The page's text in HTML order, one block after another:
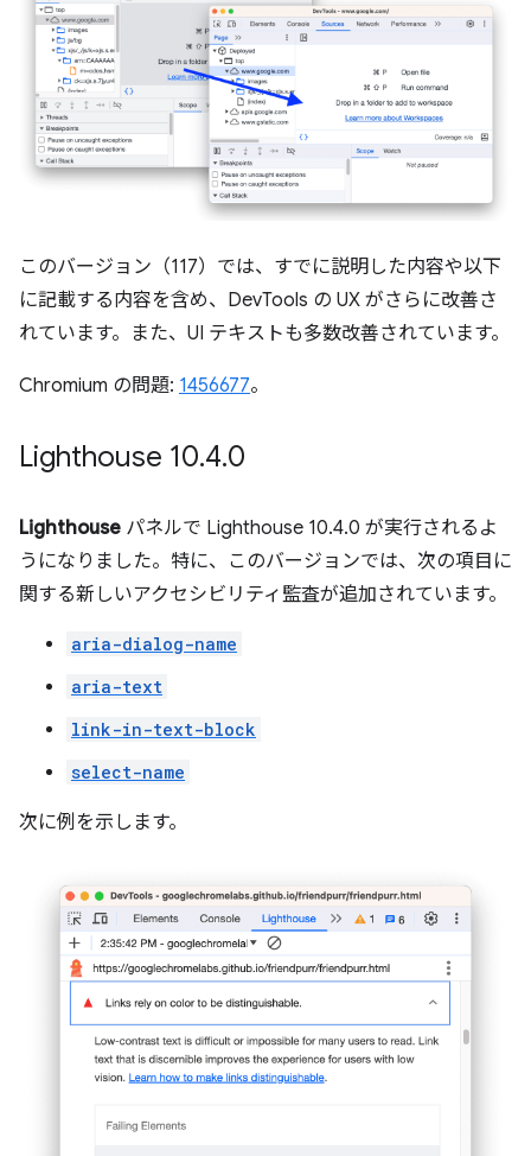
このバージョン（117）では、すでに説明した内容や以下
に記載する内容を含め、DevTools の UX がさらに改善さ
れています。また、UI テキストも多数改善されています。
Chromium の問題: 1456677。
Lighthouse 10.4.0
Lighthouse パネルで Lighthouse 10.4.0 が実行されるよ
うになりました。特に、このバージョンでは、次の項目に
関する新しいアクセシビリティ監査が追加されています。
aria-dialog-name
aria-text
link-in-text-block
select-name
次に例を示します。